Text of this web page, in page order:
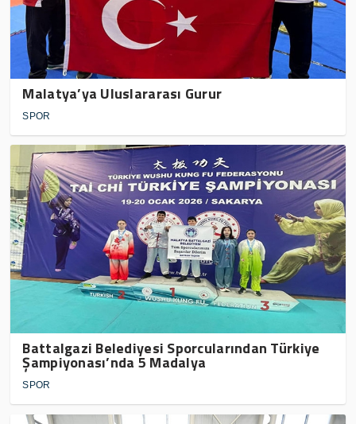
Malatya’ya Uluslararası Gurur
SPOR
Battalgazi Belediyesi Sporcularından Türkiye
Şampiyonası’nda 5 Madalya
SPOR